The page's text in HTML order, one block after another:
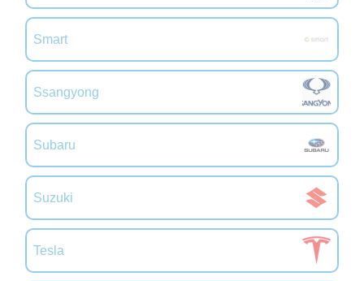
Smart
Ssangyong
Subaru
Suzuki
Tesla